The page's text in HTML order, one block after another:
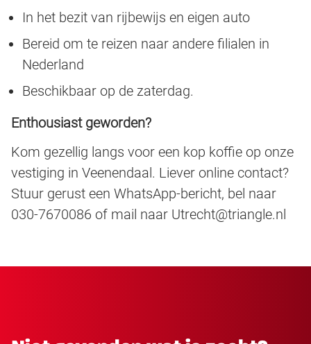
In het bezit van rijbewijs en eigen auto
Bereid om te reizen naar andere filialen in
Nederland
Beschikbaar op de zaterdag.
Enthousiast geworden?
Kom gezellig langs voor een kop koffie op onze
vestiging in Veenendaal. Liever online contact?
Stuur gerust een WhatsApp-bericht, bel naar
030-7670086 of mail naar Utrecht@triangle.nl